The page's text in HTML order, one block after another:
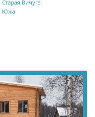
Старая Вичуга
Южа